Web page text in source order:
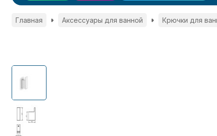
Главная Аксессуары для ванной Крючки для